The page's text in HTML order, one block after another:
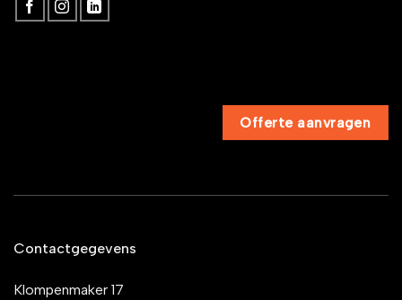
Offerte aanvragen
Contactgegevens
Klompenmaker 17